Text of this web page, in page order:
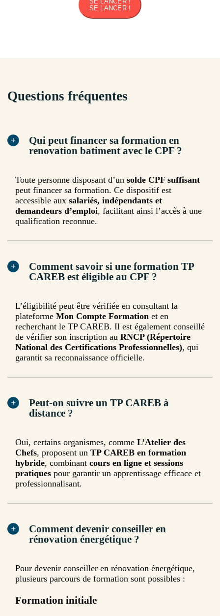
SE LANCER !
Questions fréquentes
Qui peut financer sa formation en
renovation batiment avec le CPF ?
Toute personne disposant d’un solde CPF suffisant
peut financer sa formation. Ce dispositif est
accessible aux salariés, indépendants et
demandeurs d’emploi, facilitant ainsi l’accès à une
qualification reconnue.
Comment savoir si une formation TP
CAREB est éligible au CPF ?
L’éligibilité peut être vérifiée en consultant la
plateforme Mon Compte Formation et en
recherchant le TP CAREB. Il est également conseillé
de vérifier son inscription au RNCP (Répertoire
National des Certifications Professionnelles), qui
garantit sa reconnaissance officielle.
Peut-on suivre un TP CAREB à
distance ?
Oui, certains organismes, comme L’Atelier des
Chefs, proposent un TP CAREB en formation
hybride, combinant cours en ligne et sessions
pratiques pour garantir un apprentissage efficace et
professionnalisant.
Comment devenir conseiller en
rénovation énergétique ?
Pour devenir conseiller en rénovation énergétique,
plusieurs parcours de formation sont possibles :
Formation initiale